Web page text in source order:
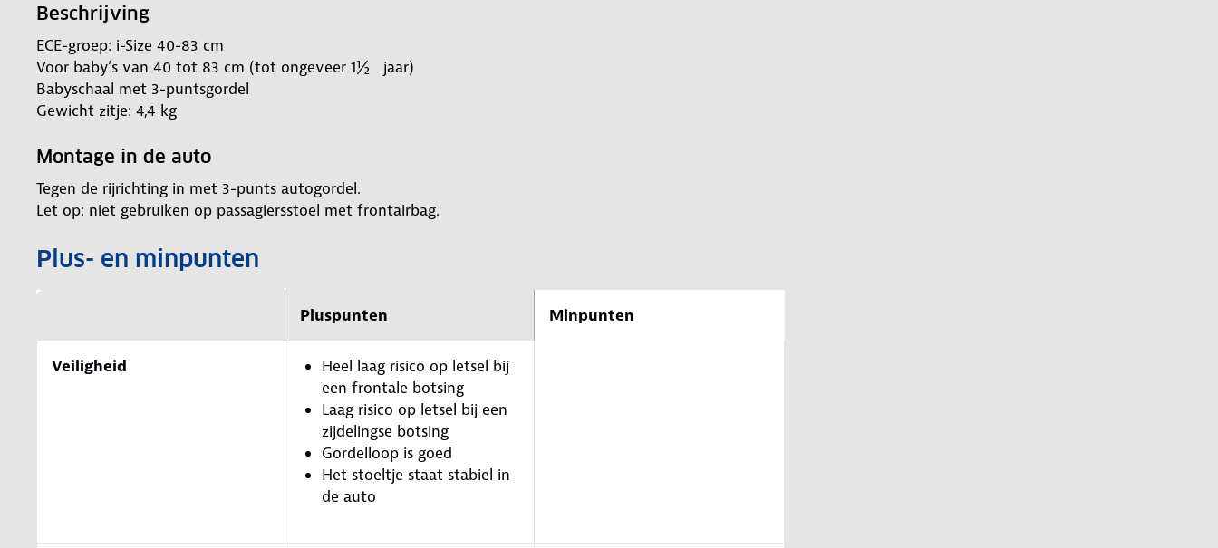
Beschrijving
ECE-groep: i-Size 40-83 cm
Voor baby’s van 40 tot 83 cm (tot ongeveer 1½ jaar)
Babyschaal met 3-puntsgordel
Gewicht zitje: 4,4 kg
Montage in de auto
Tegen de rijrichting in met 3-punts autogordel.
Let op: niet gebruiken op passagiersstoel met frontairbag.
Plus- en minpunten
Pluspunten Minpunten
Veiligheid
Heel laag risico op letsel bij
een frontale botsing
Laag risico op letsel bij een
zijdelingse botsing
Gordelloop is goed
Het stoeltje staat stabiel in
de auto